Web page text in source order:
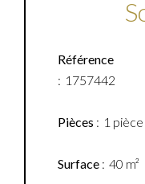
Référence
1757442
Pièces 1 pièce
Surface 40 m²